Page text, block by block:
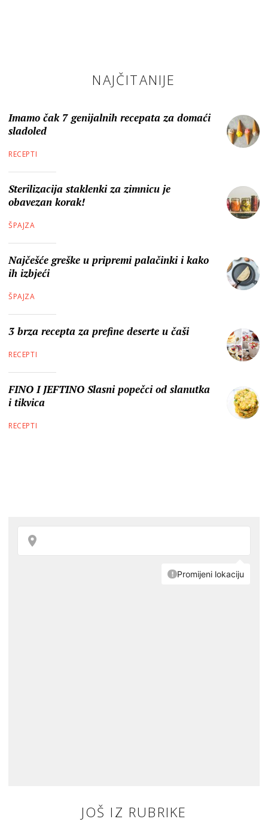
NAJČITANIJE
Imamo čak 7 genijalnih recepata za domaći
sladoled
RECEPTI
Sterilizacija staklenki za zimnicu je
obavezan korak!
ŠPAJZA
Najčešće greške u pripremi palačinki i kako
ih izbjeći
ŠPAJZA
3 brza recepta za prefine deserte u čaši
RECEPTI
FINO I JEFTINO Slasni popečci od slanutka
i tikvica
RECEPTI
JOŠ IZ RUBRIKE